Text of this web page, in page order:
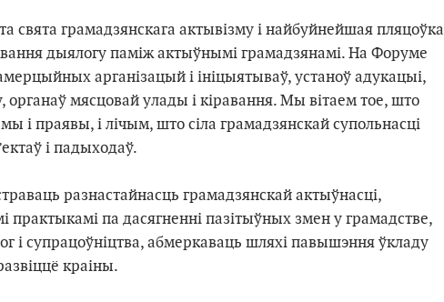
свята грамадзянскага актывізму i найбуйнейшая пляцоўка
дыялогу паміж актыўнымі грамадзянамi. На Форуме
арганізацый і ініцыятываў, устаноў адукацыі,
органаў мясцовай улады і кіравання. Мы вітаем тое, што
і праявы, і лічым, што сіла грамадзянскай супольнасці
і падыходаў.
разнастайнасць грамадзянскай актыўнасці,
практыкамі па дасягненнi пазітыўных змен у грамадстве,
супрацоўніцтва, абмеркаваць шляхі павышэння ўкладу
краіны.